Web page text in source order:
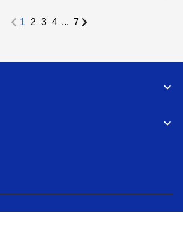
1 2 3 4 ... 7